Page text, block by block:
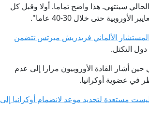
سينتهي. هذا واضح تماما. أولا وقبل كل
حتى خلال 30-40 عاما".
الألماني فريدريش ميرتس تتضمن
التكتل.
زيلينسكي سابقا الاتحاد الأوروبي بقبول أوكرانيا كعضو في التكتل بحلول عام 2027، في حين أشار القادة الأوروبيون مرارا إلى عدم
في عضوية أوكرانيا.
مستعدة لتحديد موعد لانضمام أوكرانيا إلى